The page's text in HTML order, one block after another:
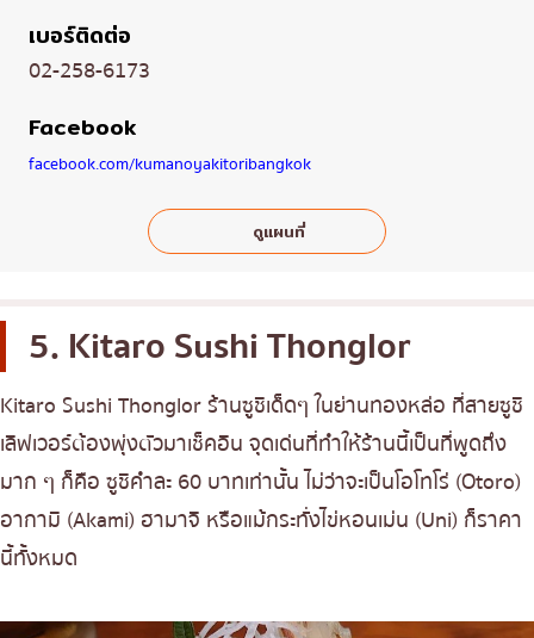
เบอร์ติดต่อ
02-258-6173
Facebook
facebook.com/kumanoyakitoribangkok
ดูแผนที่
5. Kitaro Sushi Thonglor
Kitaro Sushi Thonglor ร้านซูชิเด็ดๆ ในย่านทองหล่อ ที่สายซูชิ
เลิฟเวอร์ต้องพุ่งตัวมาเช็คอิน จุดเด่นที่ทำให้ร้านนี้เป็นที่พูดถึง
มาก ๆ ก็คือ ซูชิคำละ 60 บาทเท่านั้น ไม่ว่าจะเป็นโอโทโร่ (Otoro)
อากามิ (Akami) ฮามาจิ หรือแม้กระทั่งไข่หอนเม่น (Uni) ก็ราคา
นี้ทั้งหมด